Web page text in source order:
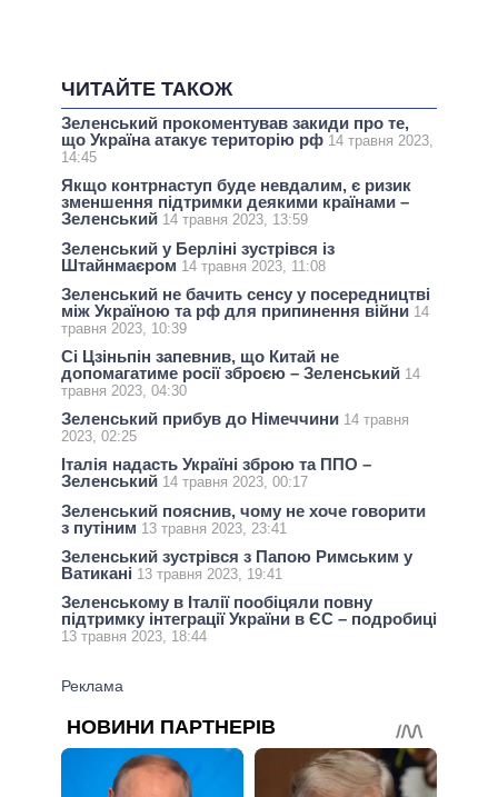
ЧИТАЙТЕ ТАКОЖ
Зеленський прокоментував закиди про те,
що Україна атакує територію рф 14 травня 2023,
14:45
Якщо контрнаступ буде невдалим, є ризик
зменшення підтримки деякими країнами –
Зеленський 14 травня 2023, 13:59
Зеленський у Берліні зустрівся із
Штайнмаєром 14 травня 2023, 11:08
Зеленський не бачить сенсу у посередництві
між Україною та рф для припинення війни 14
травня 2023, 10:39
Сі Цзіньпін запевнив, що Китай не
допомагатиме росії зброєю – Зеленський 14
травня 2023, 04:30
Зеленський прибув до Німеччини 14 травня
2023, 02:25
Італія надасть Україні зброю та ППО –
Зеленський 14 травня 2023, 00:17
Зеленський пояснив, чому не хоче говорити
з путіним 13 травня 2023, 23:41
Зеленський зустрівся з Папою Римським у
Ватикані 13 травня 2023, 19:41
Зеленському в Італії пообіцяли повну
підтримку інтеграції України в ЄС – подробиці
13 травня 2023, 18:44